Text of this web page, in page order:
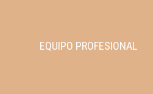
EQUIPO PROFESIONAL